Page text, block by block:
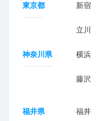
東京都 新宿
立川
神奈川県 横浜
藤沢
福井県 福井